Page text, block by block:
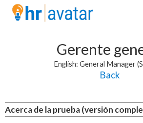
Gerente
English: General Manager
Back
Acerca de la prueba (versión